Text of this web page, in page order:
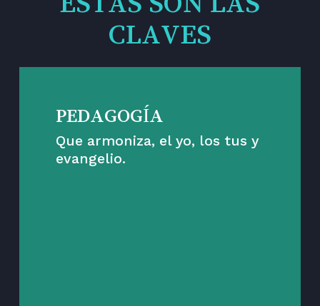
CLAVES
PEDAGOGÍA
Que armoniza, el yo, los tus y
evangelio.